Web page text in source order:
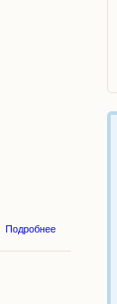
Подробнее
Альмин